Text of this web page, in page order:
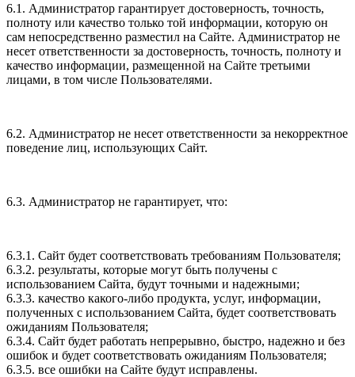
6.1. Администратор гарантирует достоверность, точность,
полноту или качество только той информации, которую он
сам непосредственно разместил на Сайте. Администратор не
несет ответственности за достоверность, точность, полноту и
качество информации, размещенной на Сайте третьими
лицами, в том числе Пользователями.
6.2. Администратор не несет ответственности за некорректное
поведение лиц, использующих Сайт.
6.3. Администратор не гарантирует, что:
6.3.1. Сайт будет соответствовать требованиям Пользователя;
6.3.2. результаты, которые могут быть получены с
использованием Сайта, будут точными и надежными;
6.3.3. качество какого-либо продукта, услуг, информации,
полученных с использованием Сайта, будет соответствовать
ожиданиям Пользователя;
6.3.4. Сайт будет работать непрерывно, быстро, надежно и без
ошибок и будет соответствовать ожиданиям Пользователя;
6.3.5. все ошибки на Сайте будут исправлены.